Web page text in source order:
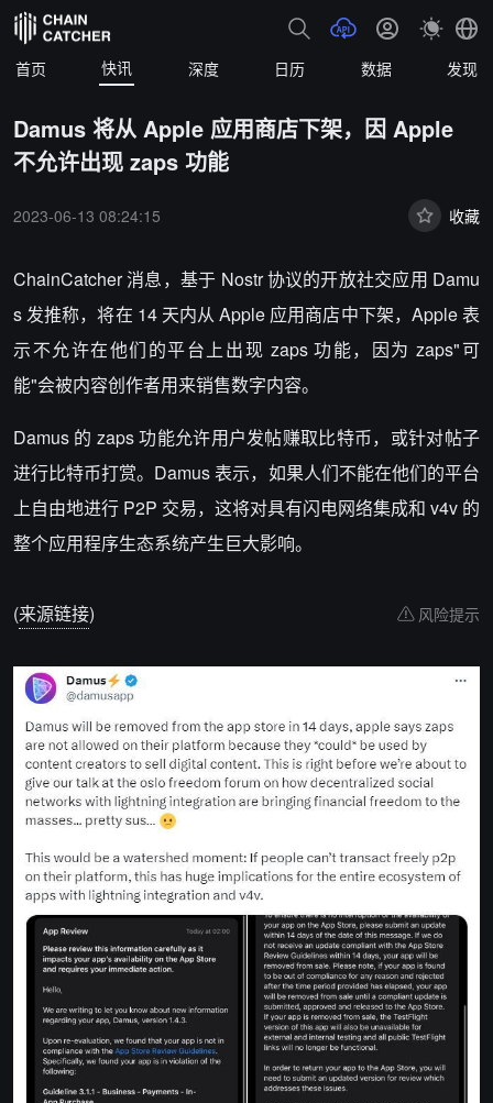
首页 快讯 深度 日历 数据 发现
Damus 将从 Apple 应用商店下架，因 Apple
不允许出现 zaps 功能
2023-06-13 08:24:15 收藏
ChainCatcher 消息，基于 Nostr 协议的开放社交应用 Damu
s 发推称，将在 14 天内从 Apple 应用商店中下架，Apple 表
示不允许在他们的平台上出现 zaps 功能，因为 zaps"可
能"会被内容创作者用来销售数字内容。
Damus 的 zaps 功能允许用户发帖赚取比特币，或针对帖子
进行比特币打赏。Damus 表示，如果人们不能在他们的平台
上自由地进行 P2P 交易，这将对具有闪电网络集成和 v4v 的
整个应用程序生态系统产生巨大影响。
(来源链接) 风险提示